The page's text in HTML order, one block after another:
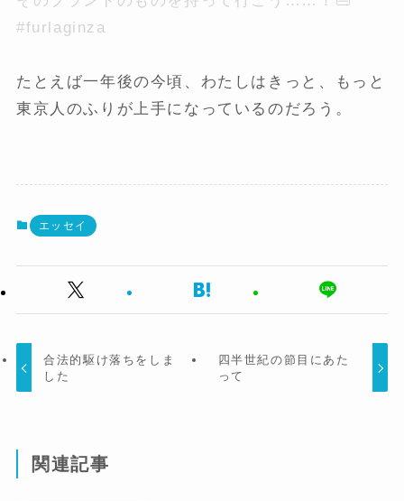
#furlaginza
たとえば一年後の今頃、わたしはきっと、もっと
東京人のふりが上手になっているのだろう。
エッセイ
合法的駆け落ちをしま
した
四半世紀の節目にあた
って
関連記事